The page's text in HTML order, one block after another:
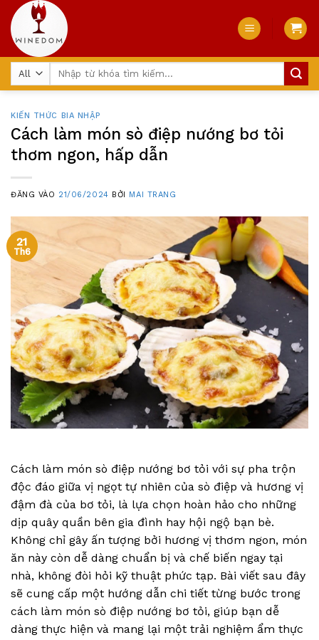
Skip
content
KIẾN THỨC BIA NHẬP
Cách làm món sò điệp nướng bơ tỏi
thơm ngon, hấp dẫn
ĐĂNG VÀO 21/06/2024 BỞI MAI TRANG
21
Th6
Cách làm món sò điệp nướng bơ tỏi với sự pha trộn
độc đáo giữa vị ngọt tự nhiên của sò điệp và hương vị
đậm đà của bơ tỏi, là lựa chọn hoàn hảo cho những
dịp quây quần bên gia đình hay hội ngộ bạn bè.
Không chỉ gây ấn tượng bởi hương vị thơm ngon, món
ăn này còn dễ dàng chuẩn bị và chế biến ngay tại
nhà, không đòi hỏi kỹ thuật phức tạp. Bài viết sau đây
sẽ cung cấp một hướng dẫn chi tiết từng bước trong
cách làm món sò điệp nướng bơ tỏi, giúp bạn dễ
dàng thực hiện và mang lại một trải nghiệm ẩm thực